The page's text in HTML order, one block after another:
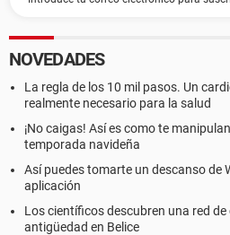
NOVEDADES
La regla de los 10 mil pasos. Un
realmente necesario para la salud
¡No caigas! Así es como te
temporada navideña
Así puedes tomarte un descanso de
aplicación
Los científicos descubren una red
antigüedad en Belice